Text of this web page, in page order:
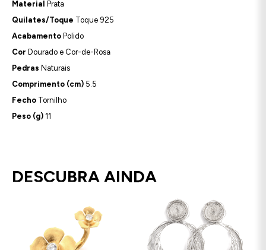
Material
Prata
Quilates/Toque Toque 925
Acabamento Polido
Cor Dourado e Cor-de-Rosa
Pedras Naturais
Comprimento (cm) 5.5
Fecho Tornilho
Peso (g) 11
DESCUBRA AINDA